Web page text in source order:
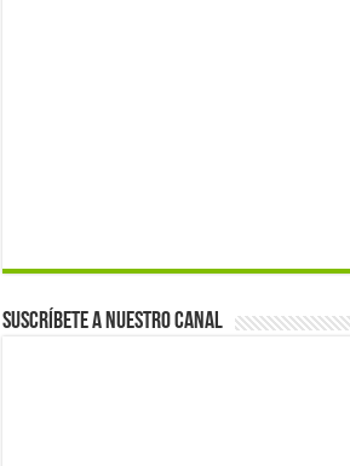
Suscríbete a nuestro canal